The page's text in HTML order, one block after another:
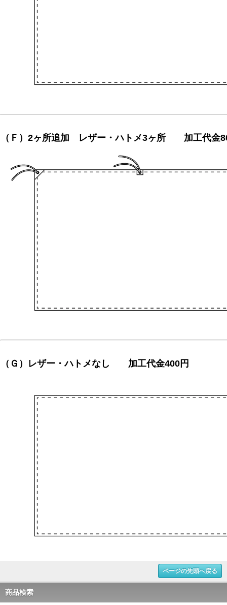
（Ｆ）2ヶ所追加 レザー・ハトメ3ヶ所 加工代金
（Ｇ）レザー・ハトメなし 加工代金400円
ページの先頭へ戻る
商品検索